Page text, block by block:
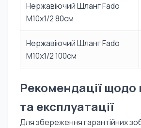
Нержавіючий Шланг Fado
M10х1/2 80см
Нержавіючий Шланг Fado
M10х1/2 100см
Рекомендації
та експлуатації
Для збереження гарантійних